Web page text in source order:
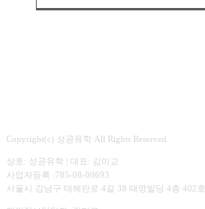
Copyright(c) 성공유학 All Rights Reserved.
상호: 성공유학 | 대표: 김미교
사업자등록 :785-08-00693
서울시 강남구 테헤란로 4길 38 태영빌딩 4층 402호